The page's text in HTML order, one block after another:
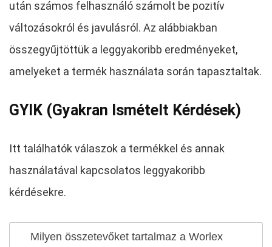
után számos felhasználó számolt be pozitív
változásokról és javulásról. Az alábbiakban
összegyűjtöttük a leggyakoribb eredményeket,
amelyeket a termék használata során tapasztaltak.
GYIK (Gyakran Ismételt Kérdések)
Itt találhatók válaszok a termékkel és annak
használatával kapcsolatos leggyakoribb
kérdésekre.
Milyen összetevőket tartalmaz a Worlex